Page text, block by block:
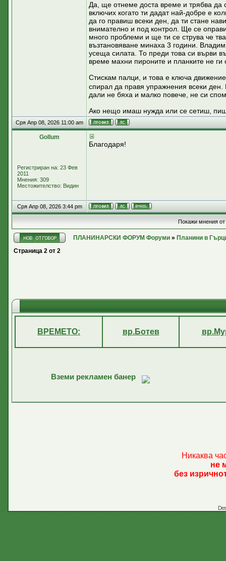
Да, ще отнеме доста време и трябва да
включих когато ти дадат най-добре е
да го правиш всеки ден, да ти стане
внимателно и под контрол. Ще се
много проблеми и ще ти се струва че
възтановяване минаха 3 години.
усеща силата. То преди това си върви
време махни пироните и планките не ги
Стискам палци, и това е ключа
спирал да правя упражнения всеки
дали не бяха и малко повече, не си
Ако нещо имаш нужда или се сетиш,
Сря Апр 08, 2026 11:00 am
Gollum
Регистриран на: 23 Фев
2011
Мнения: 309
Местожителство: Видин
Благодаря!
Сря Апр 08, 2026 3:44 pm
Покажи мнения
ПЛАНИНАРСКИ ФОРУМ Форуми » Планини в
Страница 2 от 2
ВРЕМЕТО: вр.Ботев
Вземи рекламен банер
Никаква
не
без